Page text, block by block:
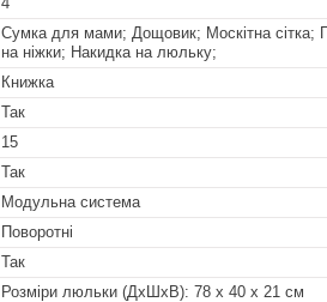
Сумка для мами; Дощовик; Москітна сітка;
на ніжки; Накидка на люльку;
Книжка
Так
15
Так
Модульна система
Поворотні
Так
Розміри люльки (ДхШхВ): 78 х 40 х 21 см